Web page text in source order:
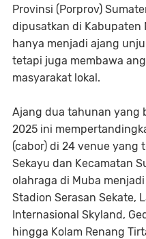
Provinsi (Porprov)
dipusatkan di Kabupaten
hanya menjadi ajang
tetapi juga membawa
masyarakat lokal.
Ajang dua tahunan yang
2025 ini
(cabor) di 24 venue yang
Sekayu dan Kecamatan
olahraga di Muba
Stadion Serasan Sekate,
Internasional Skyland,
hingga Kolam Renang